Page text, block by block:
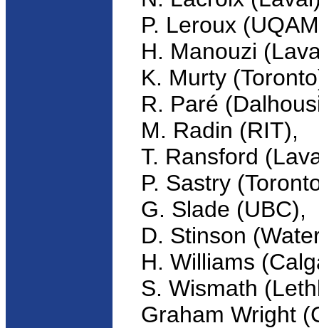
P. Leroux
H. Manouzi
K. Murty
R. Paré
M. Radin (RIT),
T. Ransford
P. Sastry
G. Slade (UBC),
D. Stinson
H. Williams
S. Wismath
Graham Wright